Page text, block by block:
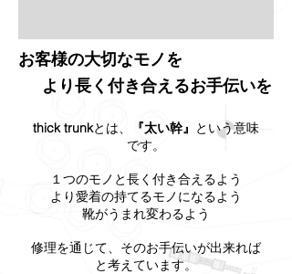
お客様の大切なモノを​
​より長く付き合えるお手伝いを
thick trunkとは、 『太い幹』 という意味
です。
１つのモノと長く付き合えるよう
より愛着の持てるモノになるよう
靴がうまれ変わるよう
修理を通じて、そのお手伝いが出来れば
と考えています。